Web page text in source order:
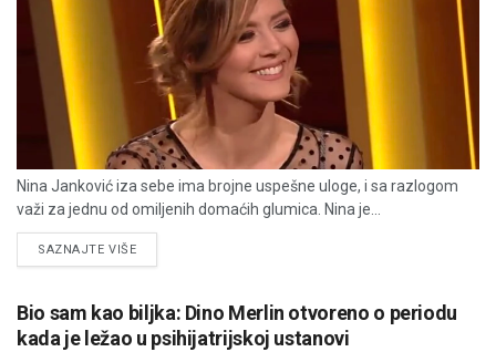
Nina Janković iza sebe ima brojne uspešne uloge, i sa razlogom
važi za jednu od omiljenih domaćih glumica. Nina je...
SAZNAJTE VIŠEDETAILS
Bio sam kao biljka: Dino Merlin otvoreno o periodu
kada je ležao u psihijatrijskoj ustanovi